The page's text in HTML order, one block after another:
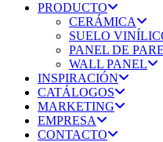
PRODUCTO
CERÁMICA
SUELO
PANEL DE
WALL PANEL
INSPIRACIÓN
CATÁLOGOS
MARKETING
EMPRESA
CONTACTO